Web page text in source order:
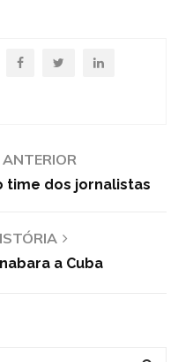
time dos jornalistas
a Cuba